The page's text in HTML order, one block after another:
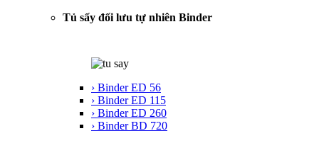
Tủ sấy đối lưu tự nhiên Binder
› Binder ED 56
› Binder ED 115
› Binder ED 260
› Binder BD 720